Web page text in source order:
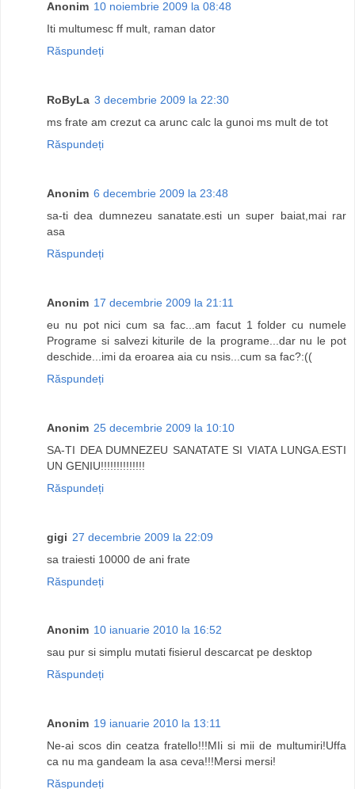
Anonim 10 noiembrie 2009 la 08:48
Iti multumesc ff mult, raman dator
Răspundeți
RoByLa 3 decembrie 2009 la 22:30
ms frate am crezut ca arunc calc la gunoi ms mult de tot
Răspundeți
Anonim 6 decembrie 2009 la 23:48
sa-ti dea dumnezeu sanatate.esti un super baiat,mai rar
asa
Răspundeți
Anonim 17 decembrie 2009 la 21:11
eu nu pot nici cum sa fac...am facut 1 folder cu numele
Programe si salvezi kiturile de la programe...dar nu le pot
deschide...imi da eroarea aia cu nsis...cum sa fac?:((
Răspundeți
Anonim 25 decembrie 2009 la 10:10
SA-TI DEA DUMNEZEU SANATATE SI VIATA LUNGA.ESTI
UN GENIU!!!!!!!!!!!!!!
Răspundeți
gigi 27 decembrie 2009 la 22:09
sa traiesti 10000 de ani frate
Răspundeți
Anonim 10 ianuarie 2010 la 16:52
sau pur si simplu mutati fisierul descarcat pe desktop
Răspundeți
Anonim 19 ianuarie 2010 la 13:11
Ne-ai scos din ceatza fratello!!!MIi si mii de multumiri!Uffa
ca nu ma gandeam la asa ceva!!!Mersi mersi!
Răspundeți